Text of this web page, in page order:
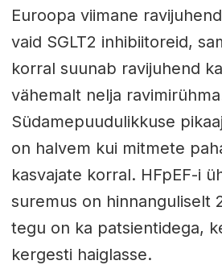
Euroopa viimane
vaid SGLT2 inhibiitoreid,
korral suunab ravijuhend
vähemalt nelja
Südamepuudulikkuse
on halvem kui mitmete
kasvajate korral. HFpEF-i
suremus on hinnanguliselt
tegu on ka patsientidega,
kergesti haiglasse.